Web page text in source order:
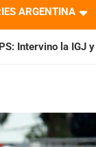
del
ARGENTINA
el llamado a